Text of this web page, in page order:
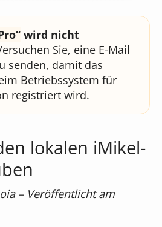
wird nicht
Sie, eine E-Mail
senden, damit das
Betriebssystem für
registriert wird.
lokalen iMikel-
– Veröffentlicht am